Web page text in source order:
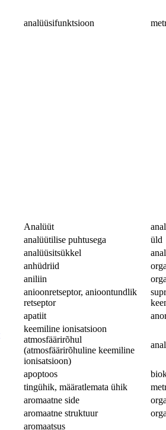
analüüsifunktsioon
Analüüt
analüütilise puhtusega
üld
analüüsitsükkel
anhüdriid
aniliin
anioonretseptor, anioontundlik
retseptor
apatiit
keemiline ionisatsioon
atmosfäärirõhul
(atmosfäärirõhuline keemiline
ionisatsioon)
apoptoos
tingühik, määratlemata ühik
aromaatne side
aromaatne struktuur
aromaatsus